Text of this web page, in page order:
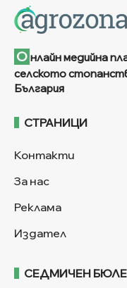
О нлайн медийна
селското
България
СТРАНИЦИ
Контакти
За нас
Реклама
Издател
СЕДМИЧЕН